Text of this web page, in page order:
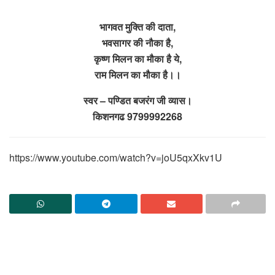
भागवत मुक्ति की दाता,
भवसागर की नौका है,
कृष्ण मिलन का मौका है ये,
राम मिलन का मौका है।।
स्वर – पण्डित बजरंग जी व्यास।
किशनगढ 9799992268
https://www.youtube.com/watch?v=joU5qxXkv1U